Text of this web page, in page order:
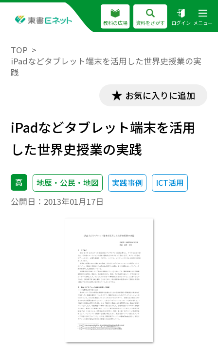
教科の広場 資料をさがす ログイン メニュー
TOP
iPadなどタブレット端末を活用した世界史授業の実
践
お気に入りに追加
iPadなどタブレット端末を活用
した世界史授業の実践
高 地歴・公民・地図 実践事例 ICT活用
公開日： 2013年01月17日